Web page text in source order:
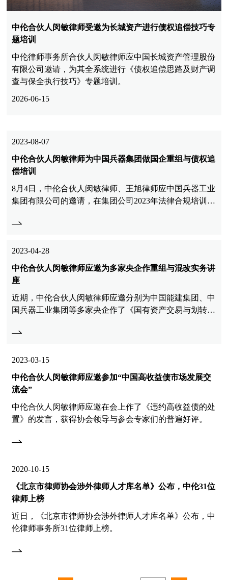
中伦合伙人闵敏律师受邀为长城资产进行债权追偿技巧专
题培训
中伦律师事务所合伙人闵敏律师应中国长城资产管理股份
有限公司邀请，为其全系统进行《债权追偿思路及财产调
查与保全执行技巧》专题培训。
2026-06-15
2023-08-07
中伦合伙人闵敏律师为中国兵器集团做国企重组与债权追
偿培训
8月4日，中伦合伙人闵敏律师、王旭律师应中国兵器工业
集团有限公司的邀请，在集团公司2023年法律合规培训班
及保全执行实务经验分享》专题讲座。
2023-04-28
中伦合伙人闵敏律师应邀为多家央企作重组与混改实务讲
座
近期，中伦合伙人闵敏律师应邀分别为中国能建集团、中
国兵器工业集团等多家央企作了《国有资产交易与划转操
2023-03-15
中伦合伙人闵敏律师应邀参加“中国高收益债市场发展交
流会”
中伦合伙人闵敏律师应邀在会上作了《违约高收益债的处
置》的发言，获得协会领导与参会专家们的普遍好评。
2020-10-15
《北京市律师协会涉外律师人才库名单》公布，中伦31位
律师上榜
近日，《北京市律师协会涉外律师人才库名单》公布，中
伦律师事务所31位律师上榜。